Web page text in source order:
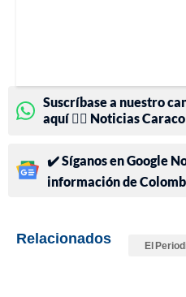
Suscríbase a nuestro
aquí 👉🏻 Noticias
✔️ Síganos en Google
información de
Relacionados El